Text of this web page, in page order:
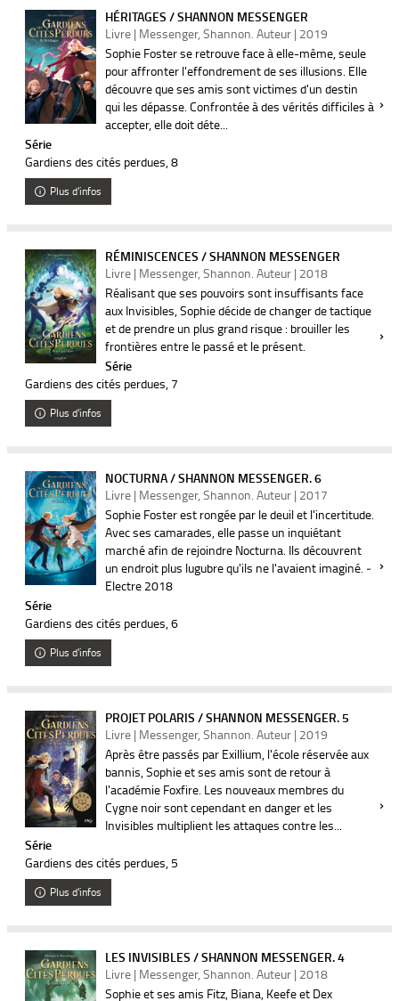
HÉRITAGES / SHANNON MESSENGER
Livre | Messenger, Shannon. Auteur | 2019
Sophie Foster se retrouve face à elle-même, seule
pour affronter l'effondrement de ses illusions. Elle
découvre que ses amis sont victimes d'un destin
qui les dépasse. Confrontée à des vérités difficiles à
accepter, elle doit déte...
Série
Gardiens des cités perdues, 8
Plus d'infos
RÉMINISCENCES / SHANNON MESSENGER
Livre | Messenger, Shannon. Auteur | 2018
Réalisant que ses pouvoirs sont insuffisants face
aux Invisibles, Sophie décide de changer de tactique
et de prendre un plus grand risque : brouiller les
frontières entre le passé et le présent.
Série
Gardiens des cités perdues, 7
Plus d'infos
NOCTURNA / SHANNON MESSENGER. 6
Livre | Messenger, Shannon. Auteur | 2017
Sophie Foster est rongée par le deuil et l'incertitude.
Avec ses camarades, elle passe un inquiétant
marché afin de rejoindre Nocturna. Ils découvrent
un endroit plus lugubre qu'ils ne l'avaient imaginé. ­
Electre 2018
Série
Gardiens des cités perdues, 6
Plus d'infos
PROJET POLARIS / SHANNON MESSENGER. 5
Livre | Messenger, Shannon. Auteur | 2019
Après être passés par Exillium, l'école réservée aux
bannis, Sophie et ses amis sont de retour à
l'académie Foxfire. Les nouveaux membres du
Cygne noir sont cependant en danger et les
Invisibles multiplient les attaques contre les...
Série
Gardiens des cités perdues, 5
Plus d'infos
LES INVISIBLES / SHANNON MESSENGER. 4
Livre | Messenger, Shannon. Auteur | 2018
Sophie et ses amis Fitz, Biana, Keefe et Dex